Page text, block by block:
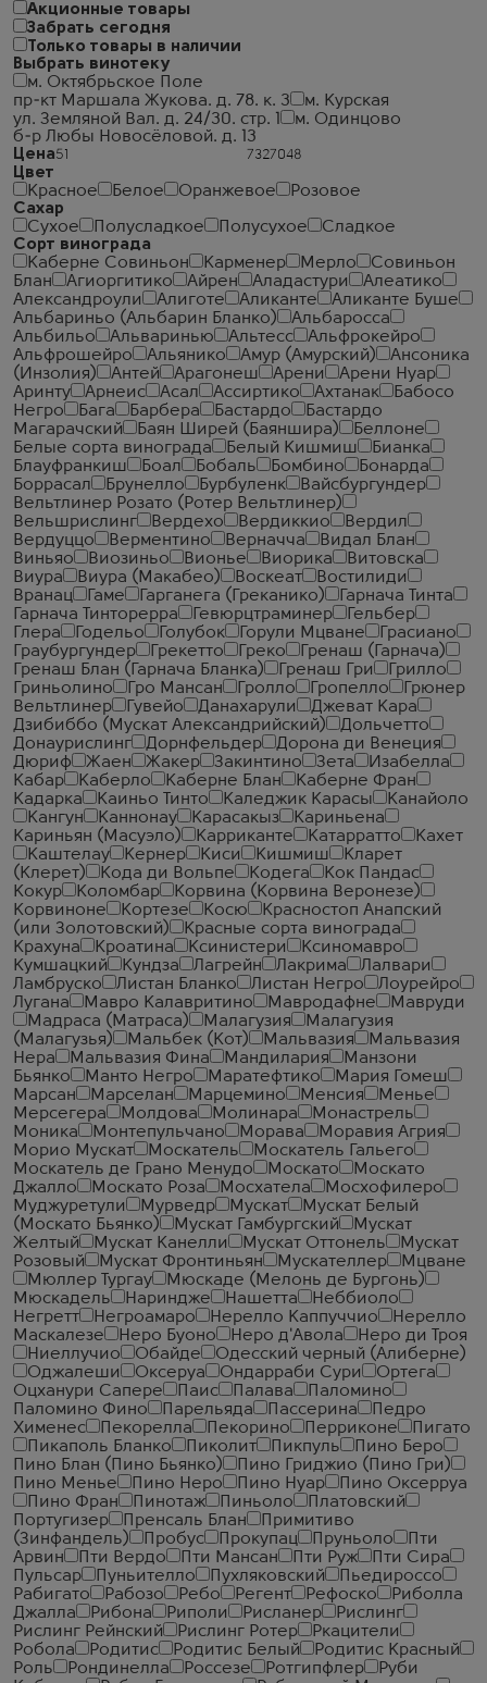
Акционные товары
Забрать сегодня
Только товары в наличии
Выбрать винотеку
м. Октябрьское Поле
пр-кт Маршала Жукова. д. 78. к. 3
м. Курская
ул. Земляной Вал. д. 24/30. стр. 1
м. Одинцово
б-р Любы Новосёловой. д. 13
Цена
Цвет
Красное
Белое Оранжевое
Розовое
Сахар
Сухое
Полусладкое Полусухое
Сладкое
Сорт винограда
Каберне Совиньон
Карменер Мерло
Совиньон
Блан
Агиоргитико Айрен Аладастури
Алеатико
Александроули
Алиготе Аликанте
Аликанте Буше
Альбариньо (Альбарин Бланко)
Альбаросса
Альбильо
Альваринью Альтесс
Альфрокейро
Альфрошейро
Альянико Амур (Амурский)
Ансоника
(Инзолия)
Антей Арагонеш Арени
Арени Нуар
Аринту
Арнеис Асал Ассиртико Ахтанак
Бабосо
Негро
Бага Барбера Бастардо
Бастардо
Магарачский
Баян Ширей (Баяншира)
Беллоне
Белые сорта винограда
Белый Кишмиш
Бианка
Блауфранкиш
Боал Бобаль Бомбино
Бонарда
Боррасал
Брунелло Бурбуленк
Вайсбургундер
Вельтлинер Розато (Ротер Вельтлинер)
Вельшрислинг
Вердехо Вердиккио
Вердил
Вердуццо
Верментино Верначча
Видал Блан
Виньяо
Виозиньо Вионье Виорика
Витовска
Виура
Виура (Макабео) Воскеат
Востилиди
Вранац
Гаме Гарганега (Греканико)
Гарнача Тинта
Гарнача Тинторерра
Гевюрцтраминер
Гельбер
Глера
Годельо Голубок Горули Мцване
Грасиано
Граубургундер
Грекетто Греко
Гренаш (Гарнача)
Гренаш Блан (Гарнача Бланка)
Гренаш Гри
Грилло
Гриньолино
Гро Мансан Гролло Гропелло
Грюнер
Вельтлинер
Гувейо Данахарули
Джеват Кара
Дзибиббо (Мускат Александрийский)
Дольчетто
Донаурислинг
Дорнфельдер
Дорона ди Венеция
Дюриф
Жаен Жакер Закинтино Зета
Изабелла
Кабар
Каберло Каберне Блан
Каберне Фран
Кадарка
Каиньо Тинто Каледжик Карасы
Канайоло
Кангун
Каннонау Карасакыз
Кариньена
Кариньян (Масуэло)
Карриканте Катарратто
Кахет
Каштелау
Кернер Киси Кишмиш
Кларет
(Клерет)
Кода ди Вольпе Кодега
Кок Пандас
Кокур
Коломбар
Корвина (Корвина Веронезе)
Корвиноне
Кортезе Косю
Красностоп Анапский
(или Золотовский)
Красные сорта винограда
Крахуна
Кроатина Ксинистери
Ксиномавро
Кумшацкий
Кундза Лагрейн Лакрима
Лалвари
Ламбруско
Листан Бланко Листан Негро
Лоурейро
Лугана
Мавро Калавритино Мавродафне
Мавруди
Мадраса (Матраса)
Малагузия
Малагузия
(Малагузья)
Мальбек (Кот) Мальвазия
Мальвазия
Нера
Мальвазия Фина Мандилария
Манзони
Бьянко
Манто Негро Маратефтико
Мария Гомеш
Марсан
Марселан Марцемино Менсия
Менье
Мерсегера
Молдова Молинара
Монастрель
Моника
Монтепульчано Морава
Моравия Агрия
Морио Мускат
Москатель
Москатель Гальего
Москатель де Грано Менудо
Москато
Москато
Джалло
Москато Роза Мосхатела
Мосхофилеро
Муджуретули
Мурведр Мускат
Мускат Белый
(Москато Бьянко)
Мускат Гамбургский
Мускат
Желтый
Мускат Канелли Мускат Оттонель
Мускат
Розовый
Мускат Фронтиньян Мускателлер
Мцване
Мюллер Тургау
Мюскаде (Мелонь де Бургонь)
Мюскадель
Нариндже Нашетта
Неббиоло
Негретт
Негроамаро Нерелло Каппуччио
Нерелло
Маскалезе
Неро Буоно Неро д'Авола
Неро ди Троя
Ниеллучио
Обайде
Одесский черный (Алиберне)
Оджалеши
Оксеруа Ондарраби Сури
Ортега
Оцханури Сапере
Паис Палава
Паломино
Паломино Фино
Парельяда Пассерина
Педро
Хименес
Пекорелла Пекорино Перриконе
Пигато
Пикаполь Бланко
Пиколит Пикпуль
Пино Беро
Пино Блан (Пино Бьянко)
Пино Гриджио (Пино Гри)
Пино Менье
Пино Неро Пино Нуар
Пино Оксерруа
Пино Фран
Пинотаж Пиньоло
Платовский
Португизер
Пренсаль Блан
Примитиво
(Зинфандель)
Пробус Прокупац Пруньоло
Пти
Арвин
Пти Вердо Пти Мансан Пти Руж
Пти Сира
Пульсар
Пуньителло Пухляковский
Пьедироссо
Рабигато
Рабозо Ребо Регент Рефоско
Риболла
Джалла
Рибона Риполи Рисланер
Рислинг
Рислинг Рейнский
Рислинг Ротер
Ркацители
Робола
Родитис Родитис Белый
Родитис Красный
Роль
Рондинелла Россезе Ротгипфлер
Руби